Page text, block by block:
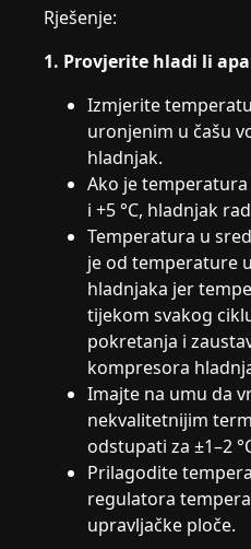
Rješenje:
1. Provjerite hladi li
Izmjerite
uronjenim u čašu
hladnjak.
Ako je
i +5 °C, hladnjak
Temperatura u
je od temperature
hladnjaka jer
tijekom svakog
pokretanja i
kompresora
Imajte na umu da
nekvalitetnijim
odstupati za ±1–2
Prilagodite
regulatora
upravljačke ploče.